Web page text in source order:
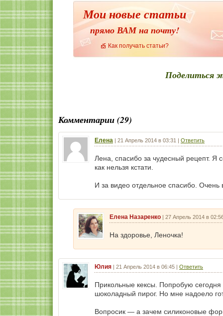
Мои новые статьи
прямо ВАМ на почту!
Как получать статьи?
Поделиться
Комментарии (29)
Елена | 21 Апрель 2014 в 03:31 | Ответить
Лена, спасибо за чудесный рецепт. Я
как нельзя кстати.
И за видео отдельное спасибо.
Елена Назаренко | 27 Апрель 2014 в
На здоровье, Леночка!
Юлия | 21 Апрель 2014 в 06:45 | Ответить
Прикольные кексы. Попробую
шоколадный пирог. Но мне надоело
Вопросик — а зачем силиконовые